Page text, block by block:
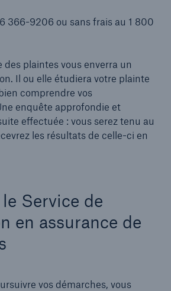
366-9206 ou sans frais au 1 800
des plaintes vous enverra un
Il ou elle étudiera votre plainte
comprendre vos
enquête approfondie et
effectuée : vous serez tenu au
les résultats de celle-ci en
Service de
en assurance de
vos démarches, vous